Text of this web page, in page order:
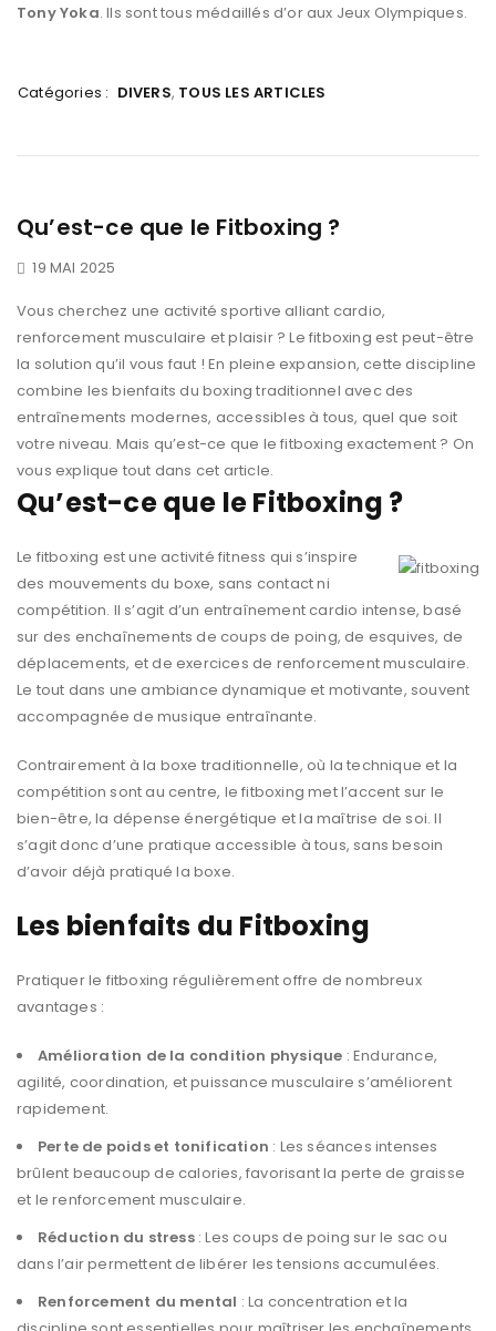
Tony Yoka. Ils sont tous médaillés d’or aux Jeux Olympiques.
Catégories : DIVERS, TOUS LES ARTICLES
Qu’est-ce que le Fitboxing ?
19 MAI 2025
Vous cherchez une activité sportive alliant cardio,
renforcement musculaire et plaisir ? Le fitboxing est peut-être
la solution qu’il vous faut ! En pleine expansion, cette discipline
combine les bienfaits du boxing traditionnel avec des
entraînements modernes, accessibles à tous, quel que soit
votre niveau. Mais qu’est-ce que le fitboxing exactement ? On
vous explique tout dans cet article.
Qu’est-ce que le Fitboxing ?
Le fitboxing est une activité fitness qui s’inspire
des mouvements du boxe, sans contact ni
compétition. Il s’agit d’un entraînement cardio intense, basé
sur des enchaînements de coups de poing, de esquives, de
déplacements, et de exercices de renforcement musculaire.
Le tout dans une ambiance dynamique et motivante, souvent
accompagnée de musique entraînante.
Contrairement à la boxe traditionnelle, où la technique et la
compétition sont au centre, le fitboxing met l’accent sur le
bien-être, la dépense énergétique et la maîtrise de soi. Il
s’agit donc d’une pratique accessible à tous, sans besoin
d’avoir déjà pratiqué la boxe.
Les bienfaits du Fitboxing
Pratiquer le fitboxing régulièrement offre de nombreux
avantages :
Amélioration de la condition physique : Endurance,
agilité, coordination, et puissance musculaire s’améliorent
rapidement.
Perte de poids et tonification : Les séances intenses
brûlent beaucoup de calories, favorisant la perte de graisse
et le renforcement musculaire.
Réduction du stress: Les coups de poing sur le sac ou
dans l’air permettent de libérer les tensions accumulées.
Renforcement du mental : La concentration et la